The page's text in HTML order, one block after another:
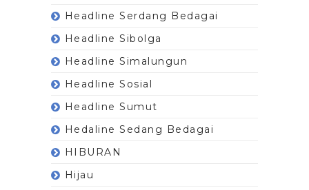
Headline Serdang Bedagai
Headline Sibolga
Headline Simalungun
Headline Sosial
Headline Sumut
Hedaline Sedang Bedagai
HIBURAN
Hijau